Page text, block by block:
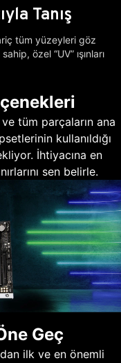
Tanış
tüm yüzeyleri göz
özel “UV” ışınları
tüm parçaların ana
kullanıldığı
İhtiyacına en
sen belirle.
Geç
ilk ve en önemli